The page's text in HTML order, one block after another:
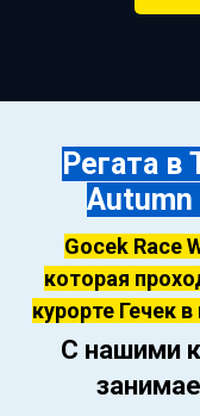
Регата в
Autumn
Gocek Race
которая
курорте Гечек
С нашими